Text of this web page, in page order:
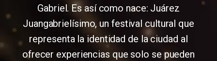
Gabriel. Es así como nace: Juárez
Juangabrielísimo, un festival cultural que
representa la identidad de la ciudad al
ofrecer experiencias que solo se pueden